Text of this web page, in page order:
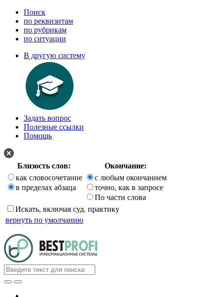
Поиск
по реквизитам
по рубрикам
по ситуации
В другую систему
Задать вопрос
Полезные ссылки
Помощь
Близость слов:
Окончание:
как словосочетание
в пределах абзаца
с любым окончанием
точно, как в запросе
По части слова
Искать, включая суд. практику
вернуть по умолчанию